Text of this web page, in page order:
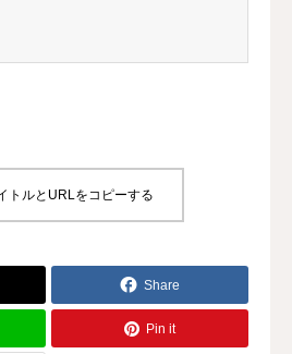
トルとURLをコピーする
Share
Pin it